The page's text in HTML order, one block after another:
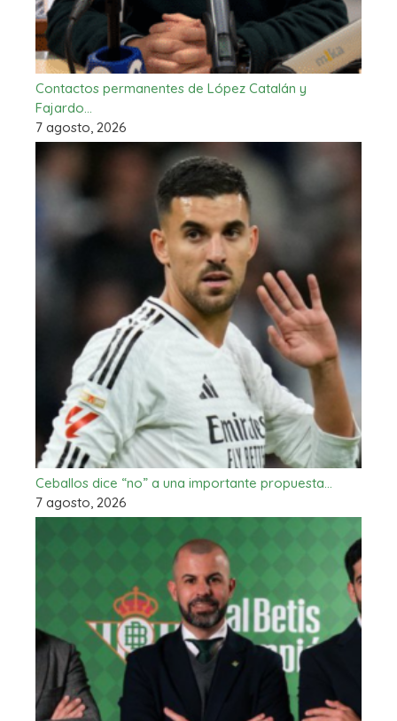
Contactos permanentes de López Catalán y
Fajardo…
7 agosto, 2026
Ceballos dice “no” a una importante propuesta…
7 agosto, 2026